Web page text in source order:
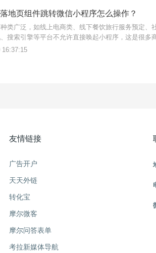
地页组件跳转微信小程序怎么操作？
类广泛，如线上电商类、线下餐饮旅行服务预定、
搜索引擎等平台不允许直接唤起小程序，这是很多
工具天天外链即可生成直接跳转小程序任意页面的
16:37:15
友情链接
广告开户
天天外链
转化宝
摩尔微客
摩尔问答表单
考拉新媒体导航